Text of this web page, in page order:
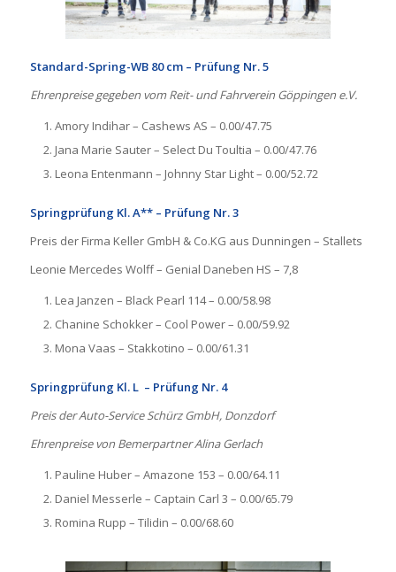
Standard-Spring-WB 80 cm – Prüfung Nr. 5
Ehrenpreise gegeben vom Reit- und Fahrverein Göppingen e.V.
Amory Indihar – Cashews AS – 0.00/47.75
Jana Marie Sauter – Select Du Toultia – 0.00/47.76
Leona Entenmann – Johnny Star Light – 0.00/52.72
Springprüfung Kl. A** – Prüfung Nr. 3
Preis der Firma Keller GmbH & Co.KG aus Dunningen – Stallets
Leonie Mercedes Wolff – Genial Daneben HS – 7,8
Lea Janzen – Black Pearl 114 – 0.00/58.98
Chanine Schokker – Cool Power – 0.00/59.92
Mona Vaas – Stakkotino – 0.00/61.31
Springprüfung Kl. L – Prüfung Nr. 4
Preis der Auto-Service Schürz GmbH, Donzdorf
Ehrenpreise von Bemerpartner Alina Gerlach
Pauline Huber – Amazone 153 – 0.00/64.11
Daniel Messerle – Captain Carl 3 – 0.00/65.79
Romina Rupp – Tilidin – 0.00/68.60